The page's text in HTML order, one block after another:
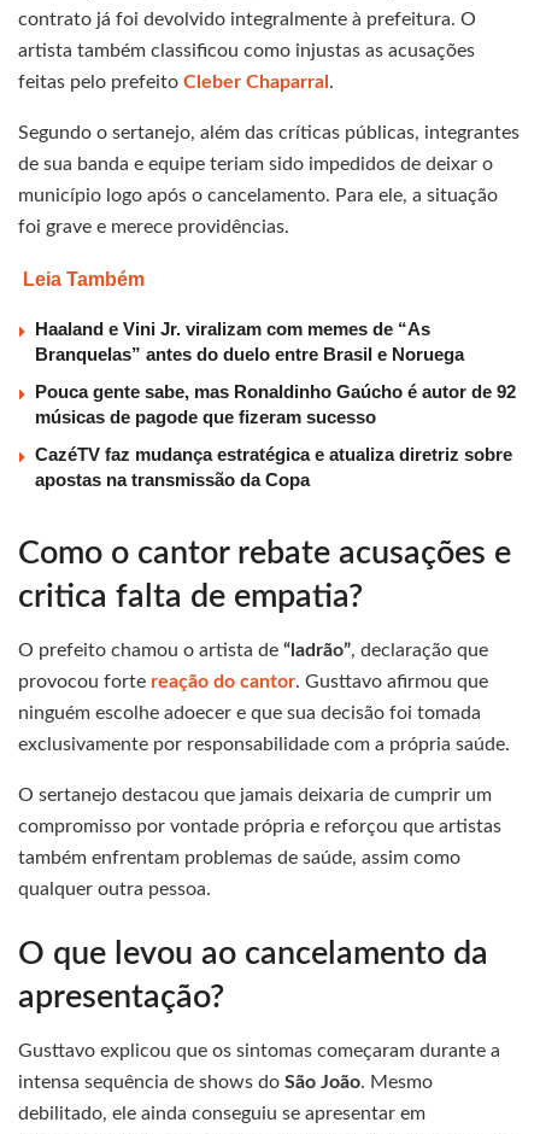
contrato já foi devolvido integralmente à prefeitura. O
artista também classificou como injustas as acusações
feitas pelo prefeito Cleber Chaparral .
Segundo o sertanejo, além das críticas públicas, integrantes
de sua banda e equipe teriam sido impedidos de deixar o
município logo após o cancelamento. Para ele, a situação
foi grave e merece providências.
Leia Também
Haaland e Vini Jr. viralizam com memes de “As
Branquelas” antes do duelo entre Brasil e Noruega
Pouca gente sabe, mas Ronaldinho Gaúcho é autor de 92
músicas de pagode que fizeram sucesso
CazéTV faz mudança estratégica e atualiza diretriz sobre
apostas na transmissão da Copa
Como o cantor rebate acusações e
critica falta de empatia?
O prefeito chamou o artista de “ladrão”, declaração que
provocou forte reação do cantor. Gusttavo afirmou que
ninguém escolhe adoecer e que sua decisão foi tomada
exclusivamente por responsabilidade com a própria saúde.
O sertanejo destacou que jamais deixaria de cumprir um
compromisso por vontade própria e reforçou que artistas
também enfrentam problemas de saúde, assim como
qualquer outra pessoa.
O que levou ao cancelamento da
apresentação?
Gusttavo explicou que os sintomas começaram durante a
intensa sequência de shows do São João. Mesmo
debilitado, ele ainda conseguiu se apresentar em